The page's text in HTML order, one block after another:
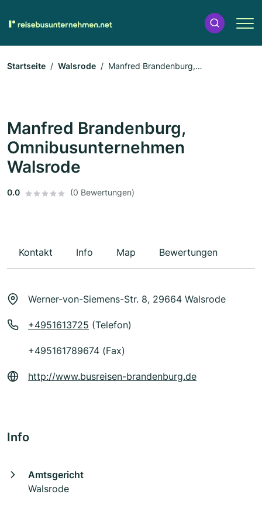
Startseite Walsrode
Manfred Brandenburg,
Manfred Brandenburg,
Omnibusunternehmen
Walsrode
0.0 (0 Bewertungen)
Kontakt Info Map Bewertungen
Werner-von-Siemens-Str. 8, 29664 Walsrode
+4951613725 (Telefon)
+495161789674 (Fax)
http://www.busreisen-brandenburg.de
Info
Amtsgericht
Walsrode